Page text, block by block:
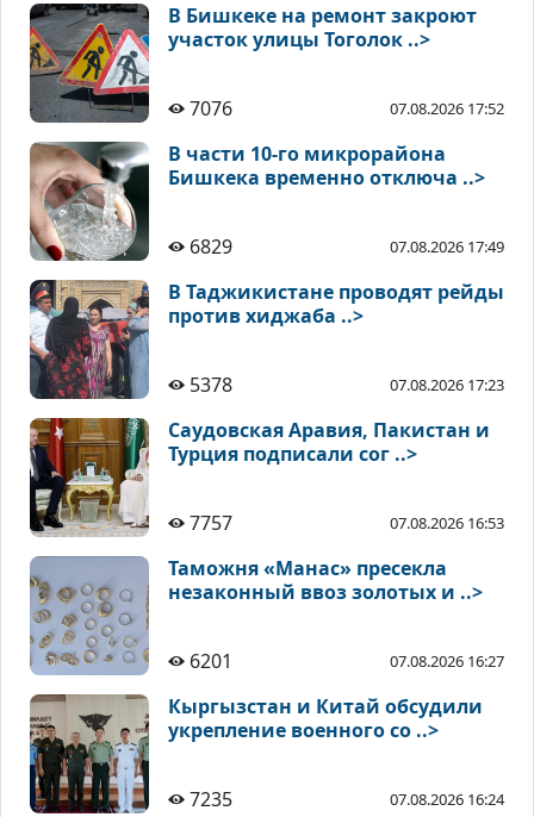
В Бишкеке на ремонт закроют
участок улицы Тоголок ..>
7076 07.08.2026 17:52
В части 10-го микрорайона
Бишкека временно отключа ..>
6829 07.08.2026 17:49
В Таджикистане проводят рейды
против хиджаба ..>
5378 07.08.2026 17:23
Саудовская Аравия, Пакистан и
Турция подписали сог ..>
7757 07.08.2026 16:53
Таможня «Манас» пресекла
незаконный ввоз золотых и ..>
6201 07.08.2026 16:27
Кыргызстан и Китай обсудили
укрепление военного со ..>
7235 07.08.2026 16:24